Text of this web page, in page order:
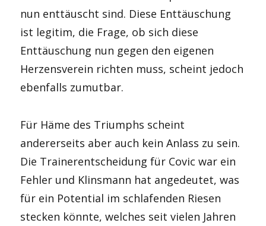
nun enttäuscht sind. Diese Enttäuschung
ist legitim, die Frage, ob sich diese
Enttäuschung nun gegen den eigenen
Herzensverein richten muss, scheint jedoch
ebenfalls zumutbar.
Für Häme des Triumphs scheint
andererseits aber auch kein Anlass zu sein.
Die Trainerentscheidung für Covic war ein
Fehler und Klinsmann hat angedeutet, was
für ein Potential im schlafenden Riesen
stecken könnte, welches seit vielen Jahren